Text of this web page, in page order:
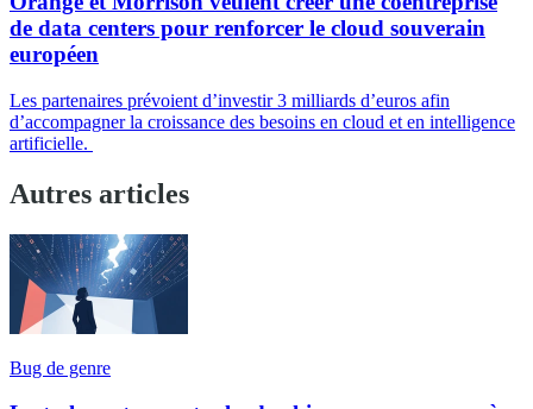
de data centers pour renforcer le cloud souverain
européen
Les partenaires prévoient d’investir 3 milliards d’euros afin
d’accompagner la croissance des besoins en cloud et en intelligence
artificielle.
Autres articles
Bug de genre